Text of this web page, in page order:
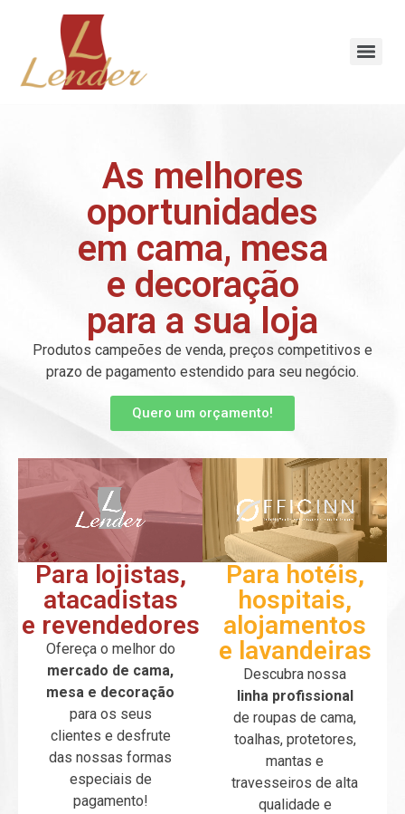
As melhores
oportunidades
em cama, mesa
e decoração
para a sua loja
Produtos campeões de venda, preços competitivos e
prazo de pagamento estendido para seu negócio.
Quero um orçamento!
Para lojistas,
atacadistas
e revendedores
Ofereça o melhor do
mercado de cama,
mesa e decoração
para os seus
clientes e desfrute
das nossas formas
especiais de
pagamento!
Para hotéis,
hospitais,
alojamentos
e lavandeiras
Descubra nossa
linha profissional
de roupas de cama,
toalhas, protetores,
mantas e
travesseiros de alta
qualidade e